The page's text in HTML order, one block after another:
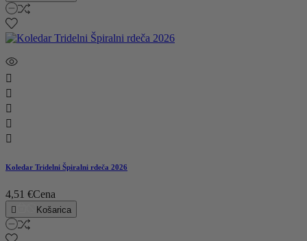





Koledar Tridelni Špiralni rdeča 2026
4,51 €Cena
 Košarica